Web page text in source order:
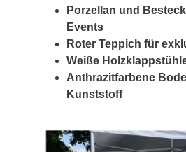
Porzellan und
Events
Roter Teppich für
Weiße
Anthrazitfarbene
Kunststoff